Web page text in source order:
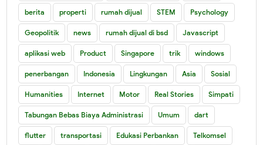
berita properti rumah dijual STEM Psychology
Geopolitik news rumah dijual di bsd Javascript
aplikasi web Product Singapore trik windows
penerbangan Indonesia Lingkungan Asia Sosial
Humanities Internet Motor Real Stories Simpati
Tabungan Bebas Biaya Administrasi Umum dart
flutter transportasi Edukasi Perbankan Telkomsel